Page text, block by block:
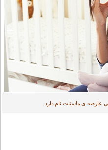
عارضه ی ماستیت نام دارد